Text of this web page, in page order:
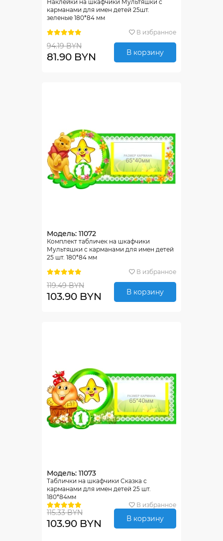
Наклейки на шкафчики Мультяшки с
карманами для имен детей 25шт.
зеленые 180*84 мм
В избранное
94.19 BYN
81.90 BYN В корзину
Модель: 11072
Комплект табличек на шкафчики
Мультяшки с карманами для имен детей
25 шт. 180*84 мм
В избранное
119.49 BYN
103.90 BYN В корзину
Модель: 11073
Таблички на шкафчики Сказка с
карманами для имен детей 25 шт.
180*84мм
В избранное
115.33 BYN
103.90 BYN В корзину